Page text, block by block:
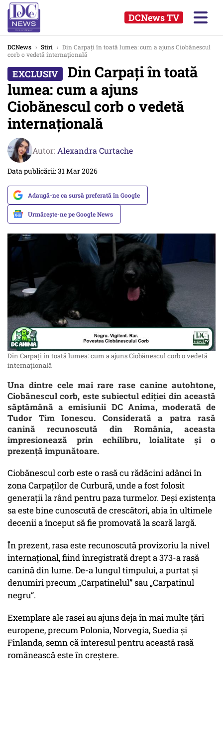
DCNews TV
DCNews › Stiri › Din Carpați în toată lumea: cum a ajuns Ciobănescul
corb o vedetă internațională
Din Carpați în toată
lumea: cum a ajuns
Ciobănescul corb o vedetă
internațională
Autor: Alexandra Curtache
Data publicării: 31 Mar 2026
Adaugă-ne ca sursă preferată în Google
Urmărește-ne pe Google News
Din Carpați în toată lumea: cum a ajuns Ciobănescul corb o vedetă
internațională
Una dintre cele mai rare rase canine autohtone,
Ciobănescul corb, este subiectul ediției din această
săptămână a emisiunii DC Anima, moderată de
Tudor Tim Ionescu. Considerată a patra rasă
canină recunoscută din România, aceasta
impresionează prin echilibru, loialitate și o
prezență impunătoare.
Ciobănescul corb este o rasă cu rădăcini adânci în
zona Carpaților de Curbură, unde a fost folosit
generații la rând pentru paza turmelor. Deși existența
sa este bine cunoscută de crescători, abia în ultimele
decenii a început să fie promovată la scară largă.
În prezent, rasa este recunoscută provizoriu la nivel
internațional, fiind înregistrată drept a 373-a rasă
canină din lume. De-a lungul timpului, a purtat și
denumiri precum „Carpatinelul” sau „Carpatinul
negru”.
Exemplare ale rasei au ajuns deja în mai multe țări
europene, precum Polonia, Norvegia, Suedia și
Finlanda, semn că interesul pentru această rasă
românească este în creștere.